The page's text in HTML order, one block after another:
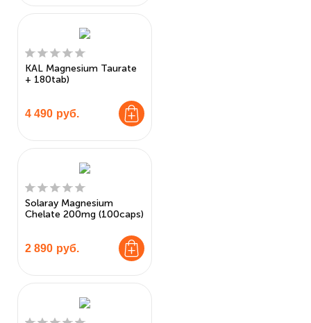
KAL Magnesium Taurate
+ 180tab)
4 490 руб.
Solaray Magnesium
Chelate 200mg (100caps)
2 890 руб.